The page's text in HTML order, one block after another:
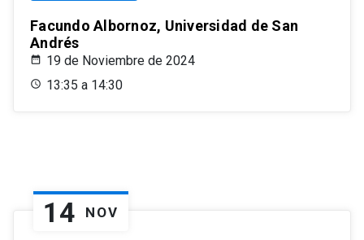
Facundo Albornoz, Universidad de San
Andrés
19 de Noviembre de 2024
13:35 a 14:30
14 NOV